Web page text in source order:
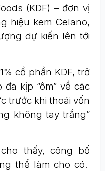
(KDF) – đơn vị
hiệu kem Celano,
dự kiến lên tới
cổ phần KDF, trở
kịp “ôm” về các
trước khi thoái vốn
không tay trắng”
thấy, công bố
thể làm cho có.